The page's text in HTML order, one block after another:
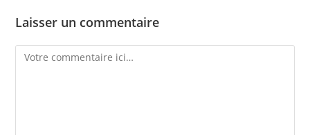
Laisser un commentaire
Comment